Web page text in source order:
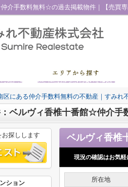
区にある仲介手数料無料の不動産｜すみれ
ベルヴィ香椎十番館☆仲介
現況の確認はお気軽
所在地
探しします
ション